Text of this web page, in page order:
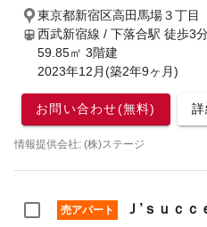
東京都新宿区高田馬場３丁目
西武新宿線 / 下落合駅 徒歩3
59.85㎡ 3階建
2023年12月(築2年9ヶ月)
お問い合わせ(無料)
情報提供会社: (株)ステージ
売アパート Ｊ’ｓｕｃｃ